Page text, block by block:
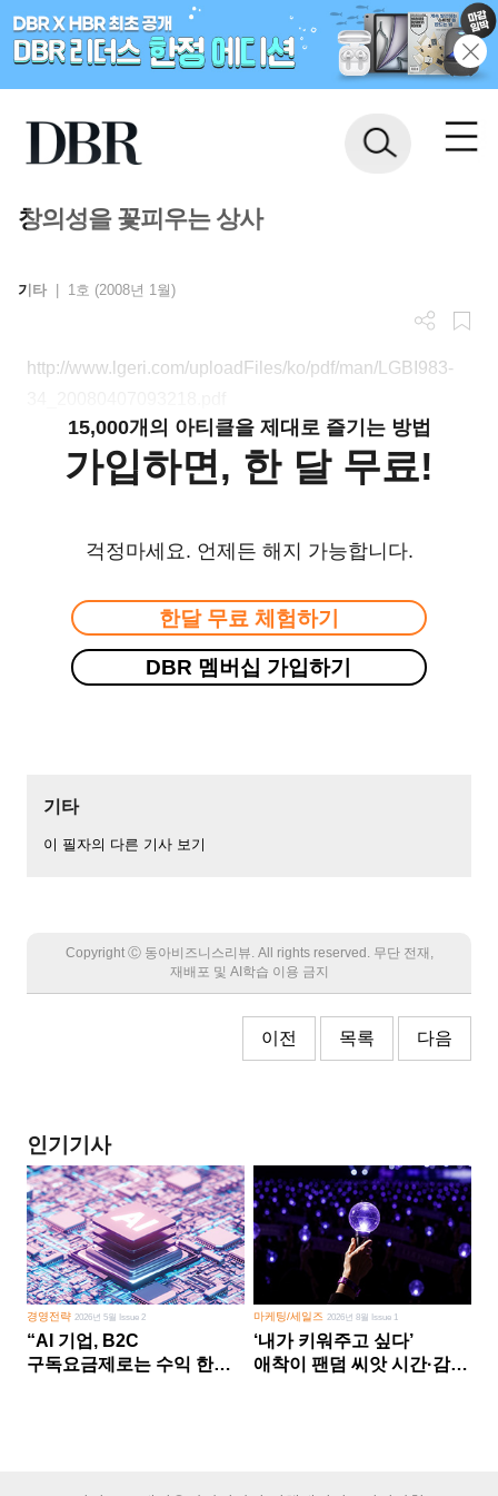
창의성을 꽃피우는 상사
기타 1호 (2008년 1월)
http://www.lgeri.com/uploadFiles/ko/pdf/man/LGBI983-
15,000개의 아티클을 제대로 즐기는 방법
가입하면, 한 달 무료!
걱정마세요. 언제든 해지 가능합니다.
한달 무료 체험하기
DBR 멤버십 가입하기
기타
이 필자의 다른 기사 보기
Copyright Ⓒ 동아비즈니스리뷰. All rights reserved. 무단 전재,
재배포 및 AI학습 이용 금지
이전 목록 다음
인기기사
경영전략 2026년 5월 Issue 2
“AI 기업, B2C
구독요금제로는 수익 한계
마케팅/세일즈 2026년 8월 Issue 1
‘내가 키워주고 싶다’
애착이 팬덤 씨앗 시간·감정